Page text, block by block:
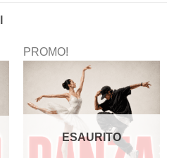
PROMO!
ESAURITO